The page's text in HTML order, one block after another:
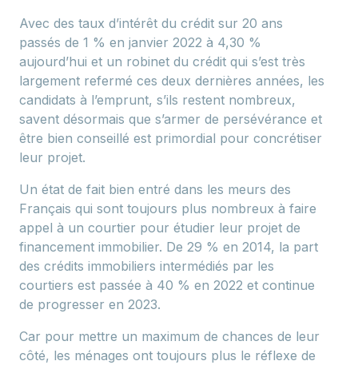
Avec des taux d’intérêt du crédit sur 20 ans
passés de 1 % en janvier 2022 à 4,30 %
aujourd’hui et un robinet du crédit qui s’est très
largement refermé ces deux dernières années, les
candidats à l’emprunt, s’ils restent nombreux,
savent désormais que s’armer de persévérance et
être bien conseillé est primordial pour concrétiser
leur projet.
Un état de fait bien entré dans les meurs des
Français qui sont toujours plus nombreux à faire
appel à un courtier pour étudier leur projet de
financement immobilier. De 29 % en 2014, la part
des crédits immobiliers intermédiés par les
courtiers est passée à 40 % en 2022 et continue
de progresser en 2023.
Car pour mettre un maximum de chances de leur
côté, les ménages ont toujours plus le réflexe de